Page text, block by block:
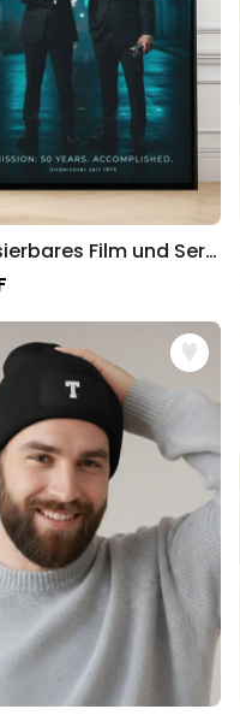
Personalisierbares Film und Serien Poster